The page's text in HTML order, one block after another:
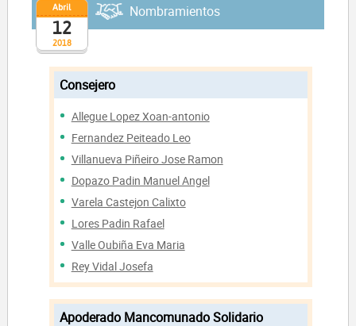
2018
Abril
12
Nombramientos
Consejero
Allegue Lopez Xoan-antonio
Fernandez Peiteado Leo
Villanueva Piñeiro Jose Ramon
Dopazo Padin Manuel Angel
Varela Castejon Calixto
Lores Padin Rafael
Valle Oubiña Eva Maria
Rey Vidal Josefa
Apoderado Mancomunado Solidario